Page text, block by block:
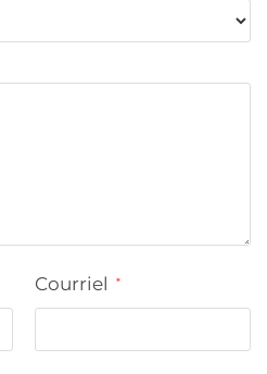
Courriel *